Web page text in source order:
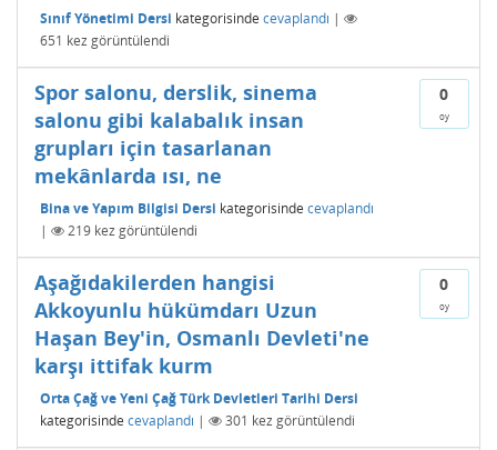
Sınıf Yönetimi Dersi kategorisinde cevaplandı |
651 kez görüntülendi
0
oy
Spor salonu, derslik, sinema
salonu gibi kalabalık insan
grupları için tasarlanan
mekânlarda ısı, ne
Bina ve Yapım Bilgisi Dersi kategorisinde cevaplandı
|
219 kez görüntülendi
0
oy
Aşağıdakilerden hangisi
Akkoyunlu hükümdarı Uzun
Haşan Bey'in, Osmanlı Devleti'ne
karşı ittifak kurm
Orta Çağ ve Yeni Çağ Türk Devletleri Tarihi Dersi
kategorisinde cevaplandı | 301 kez görüntülendi